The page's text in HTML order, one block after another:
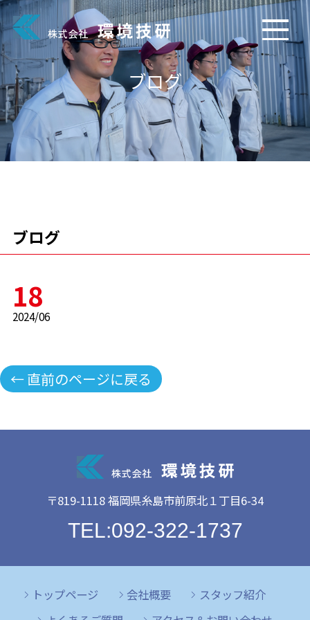
ブログ
ブログ
18
2024/06
← 直前のページに戻る
〒819-1118 福岡県糸島市前原北１丁目6-34
TEL:092-322-1737
トップページ 会社概要
スタッフ紹介